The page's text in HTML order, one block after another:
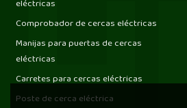
eléctricas
Comprobador de cercas eléctricas
Manijas para puertas de cercas
eléctricas
Carretes para cercas eléctricas
Poste de cerca eléctrica